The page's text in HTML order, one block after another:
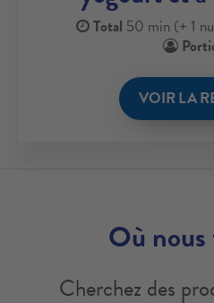
Total 50 min (+ 1
VOIR LA
Où
Cherchez des